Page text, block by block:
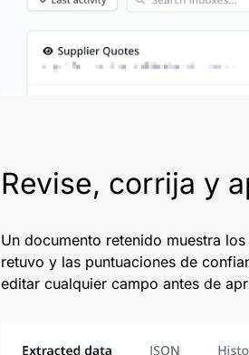
Revise, corrija y
Un documento retenido muestra
retuvo y las puntuaciones de
editar cualquier campo antes de